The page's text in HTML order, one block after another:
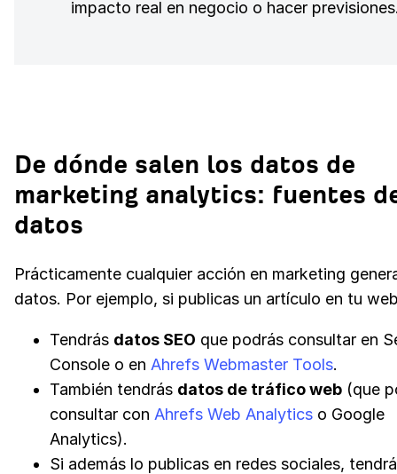
impacto real en negocio o hacer
De dónde salen los datos de
marketing analytics: fuentes
datos
Prácticamente cualquier acción en marketing
datos. Por ejemplo, si publicas un artículo en tu
Tendrás datos SEO que podrás consultar en
Console o en Ahrefs Webmaster Tools.
También tendrás datos de tráfico web (que
consultar con Ahrefs Web Analytics o Google
Analytics).
Si además lo publicas en redes sociales,